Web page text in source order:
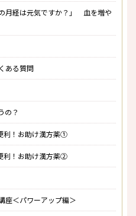
月経は元気ですか？」 血を増や
る質問
の？
利！お助け漢方薬①
利！お助け漢方薬②
座＜パワーアップ編＞